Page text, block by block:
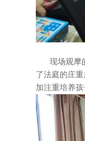
现场观摩
了法庭的庄
加注重培养